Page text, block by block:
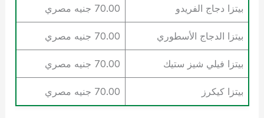
بيتزا دجاج الفريدو 70.00 جنيه مصري
بيتزا الدجاج الأسطوري 70.00 جنيه مصري
بيتزا فيلي شيز ستيك 70.00 جنيه مصري
بيتزا كيكرز 70.00 جنيه مصري